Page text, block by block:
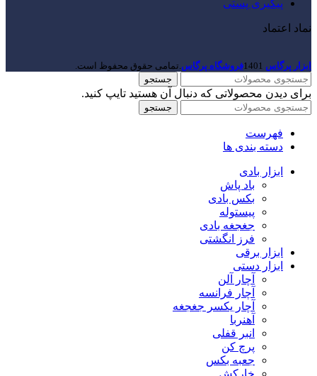
پیگیری پستی
نماد اعتماد
ابزار پرگاس 1401فروشگاه پرگاس .تمامی حقوق محفوظ است.
جستجو
برای دیدن محصولاتی که دنبال آن هستید تایپ کنید.
جستجو
فهرست
دسته بندی ها
ابزار بادی
باد پاش
بکس بادی
پیستوله
جغجغه بادی
فرز انگشتی
ابزار برقی
ابزار دستی
آچار آلن
آچار فرانسه
آچار یکسر جغجغه
آهنربا
انبر قفلی
پرچ کن
جعبه بکس
خارکش